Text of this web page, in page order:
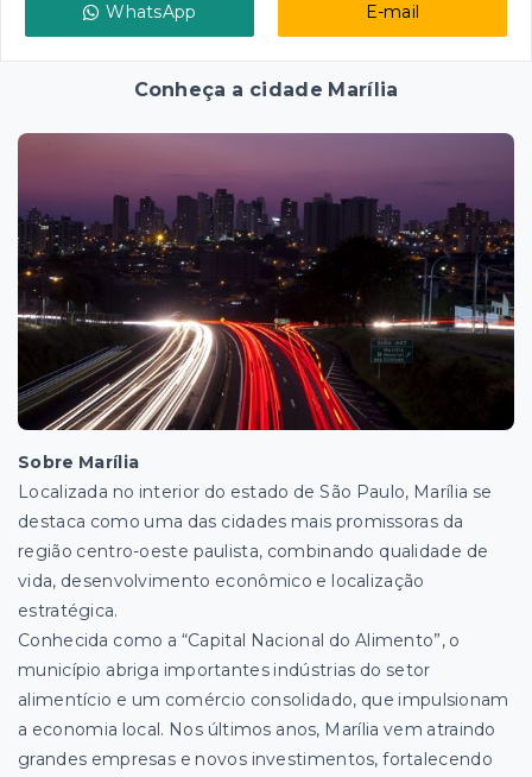
WhatsApp E-mail
Conheça a cidade Marília
Sobre Marília
Localizada no interior do estado de São Paulo, Marília se
destaca como uma das cidades mais promissoras da
região centro-oeste paulista, combinando qualidade de
vida, desenvolvimento econômico e localização
estratégica.
Conhecida como a “Capital Nacional do Alimento”, o
município abriga importantes indústrias do setor
alimentício e um comércio consolidado, que impulsionam
a economia local. Nos últimos anos, Marília vem atraindo
grandes empresas e novos investimentos, fortalecendo